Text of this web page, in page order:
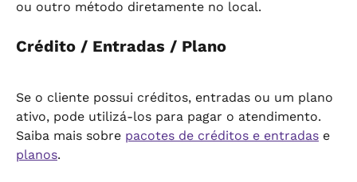
ou outro método diretamente no local.
Crédito / Entradas / Plano
Se o cliente possui créditos, entradas ou um plano
ativo, pode utilizá-los para pagar o atendimento.
Saiba mais sobre pacotes de créditos e entradas e
planos.